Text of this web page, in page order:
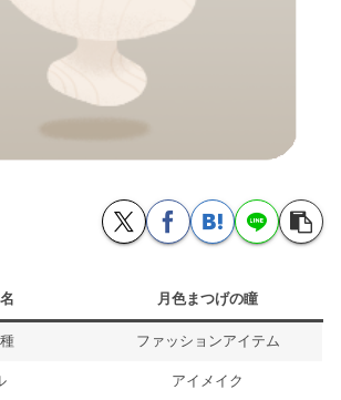
月色まつげの瞳
ファッションアイテム
アイメイク